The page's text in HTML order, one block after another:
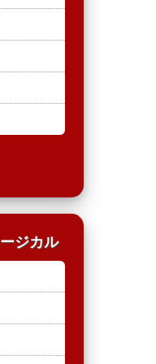
ジカル